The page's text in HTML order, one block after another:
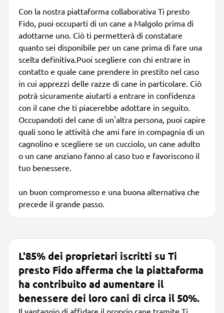
Con la nostra piattaforma collaborativa Ti presto
Fido, puoi occuparti di un cane a Malgolo prima di
adottarne uno. Ciò ti permetterà di constatare
quanto sei disponibile per un cane prima di fare una
scelta definitiva.Puoi scegliere con chi entrare in
contatto e quale cane prendere in prestito nel caso
in cui apprezzi delle razze di cane in particolare. Ciò
potrà sicuramente aiutarti a entrare in confidenza
con il cane che ti piacerebbe adottare in seguito.
Occupandoti del cane di un'altra persona, puoi capire
quali sono le attività che ami fare in compagnia di un
cagnolino e scegliere se un cucciolo, un cane adulto
o un cane anziano fanno al caso tuo e favoriscono il
tuo benessere.
un buon compromesso e una buona alternativa che
precede il grande passo.
L'85% dei proprietari iscritti su Ti
presto Fido afferma che la piattaforma
ha contribuito ad aumentare il
benessere dei loro cani di circa il 50%.
Il vantaggio di affidare il proprio cane tramite Ti